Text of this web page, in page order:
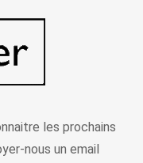
les prochains
nous un email